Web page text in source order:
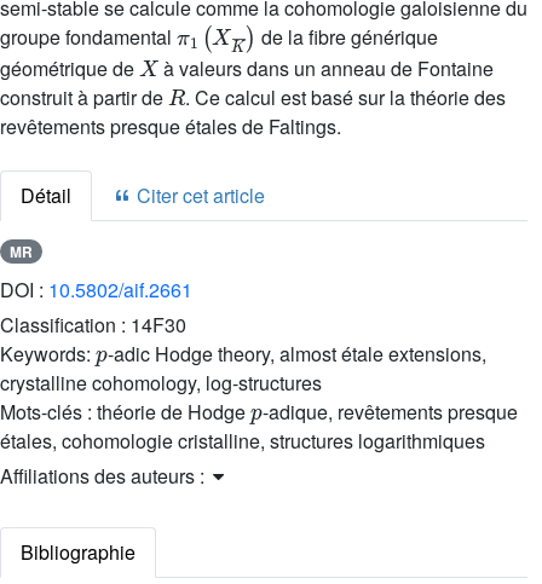
semi-stable se calcule comme la cohomologie galoisienne du
groupe fondamental
π1(XK¯)
de la fibre générique
géométrique de
X
à valeurs dans un anneau de Fontaine
construit à partir de
R
. Ce calcul est basé sur la théorie des
revêtements presque étales de Faltings.
Détail Citer cet article
MR
DOI : 10.5802/aif.2661
Classification : 14F30
Keywords:
p
-adic Hodge theory, almost étale extensions,
crystalline cohomology, log-structures
Mots-clés : théorie de Hodge
p
-adique, revêtements presque
étales, cohomologie cristalline, structures logarithmiques
Affiliations des auteurs :
Bibliographie